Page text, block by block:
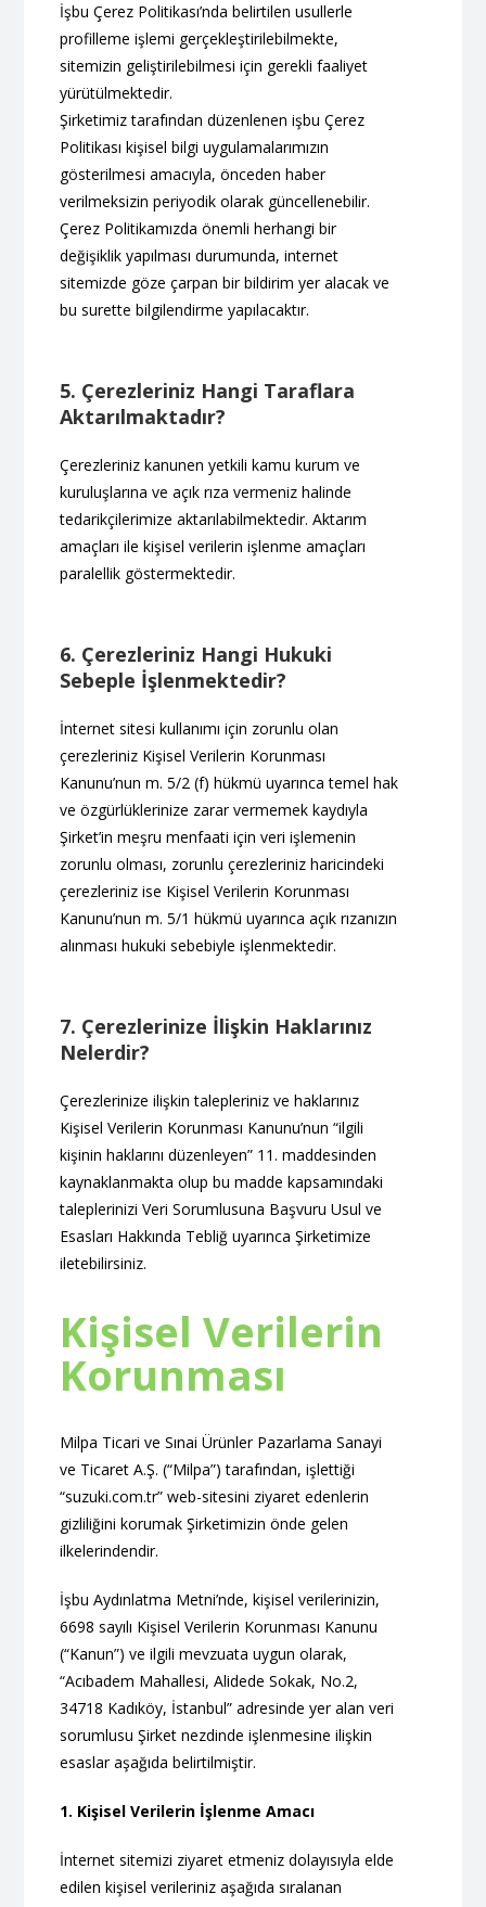
İşbu Çerez Politikası’nda belirtilen usullerle
profilleme işlemi gerçekleştirilebilmekte,
sitemizin geliştirilebilmesi için gerekli faaliyet
yürütülmektedir. ‍
Şirketimiz tarafından düzenlenen işbu Çerez
Politikası kişisel bilgi uygulamalarımızın
gösterilmesi amacıyla, önceden haber
verilmeksizin periyodik olarak güncellenebilir.
Çerez Politikamızda önemli herhangi bir
değişiklik yapılması durumunda, internet
sitemizde göze çarpan bir bildirim yer alacak ve
bu surette bilgilendirme yapılacaktır.
5. Çerezleriniz Hangi Taraflara
Aktarılmaktadır?
Çerezleriniz kanunen yetkili kamu kurum ve
kuruluşlarına ve açık rıza vermeniz halinde
tedarikçilerimize aktarılabilmektedir. Aktarım
amaçları ile kişisel verilerin işlenme amaçları
paralellik göstermektedir.
6. Çerezleriniz Hangi Hukuki
Sebeple İşlenmektedir?
İnternet sitesi kullanımı için zorunlu olan
çerezleriniz Kişisel Verilerin Korunması
Kanunu’nun m. 5/2 (f) hükmü uyarınca temel hak
ve özgürlüklerinize zarar vermemek kaydıyla
Şirket’in meşru menfaati için veri işlemenin
zorunlu olması, zorunlu çerezleriniz haricindeki
çerezleriniz ise Kişisel Verilerin Korunması
Kanunu’nun m. 5/1 hükmü uyarınca açık rızanızın
alınması hukuki sebebiyle işlenmektedir.
7. Çerezlerinize İlişkin Haklarınız
Nelerdir?
Çerezlerinize ilişkin talepleriniz ve haklarınız
Kişisel Verilerin Korunması Kanunu’nun “ilgili
kişinin haklarını düzenleyen” 11. maddesinden
kaynaklanmakta olup bu madde kapsamındaki
taleplerinizi Veri Sorumlusuna Başvuru Usul ve
Esasları Hakkında Tebliğ uyarınca Şirketimize
iletebilirsiniz.
Kişisel Verilerin
Korunması
Milpa Ticari ve Sınai Ürünler Pazarlama Sanayi
ve Ticaret A.Ş. (“Milpa”) tarafından, işlettiği
“suzuki.com.tr” web-sitesini ziyaret edenlerin
gizliliğini korumak Şirketimizin önde gelen
ilkelerindendir.
İşbu Aydınlatma Metni’nde, kişisel verilerinizin,
6698 sayılı Kişisel Verilerin Korunması Kanunu
(“Kanun”) ve ilgili mevzuata uygun olarak,
“Acıbadem Mahallesi, Alidede Sokak, No.2,
34718 Kadıköy, İstanbul” adresinde yer alan veri
sorumlusu Şirket nezdinde işlenmesine ilişkin
esaslar aşağıda belirtilmiştir.
1. Kişisel Verilerin İşlenme Amacı
İnternet sitemizi ziyaret etmeniz dolayısıyla elde
edilen kişisel verileriniz aşağıda sıralanan